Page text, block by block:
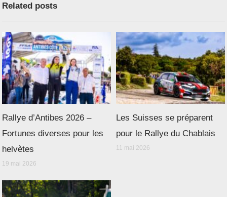
Related posts
Rallye d’Antibes 2026 –
Fortunes diverses pour les
helvètes
19 mai 2026
Les Suisses se préparent
pour le Rallye du Chablais
11 mai 2026